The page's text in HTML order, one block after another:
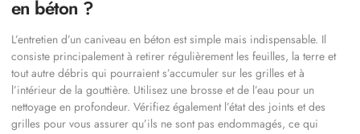
en béton ?
L’entretien d’un caniveau en béton est simple mais indispensable. Il
consiste principalement à retirer régulièrement les feuilles, la terre et
tout autre débris qui pourraient s’accumuler sur les grilles et à
l’intérieur de la gouttière. Utilisez une brosse et de l’eau pour un
nettoyage en profondeur. Vérifiez également l’état des joints et des
grilles pour vous assurer qu’ils ne sont pas endommagés, ce qui